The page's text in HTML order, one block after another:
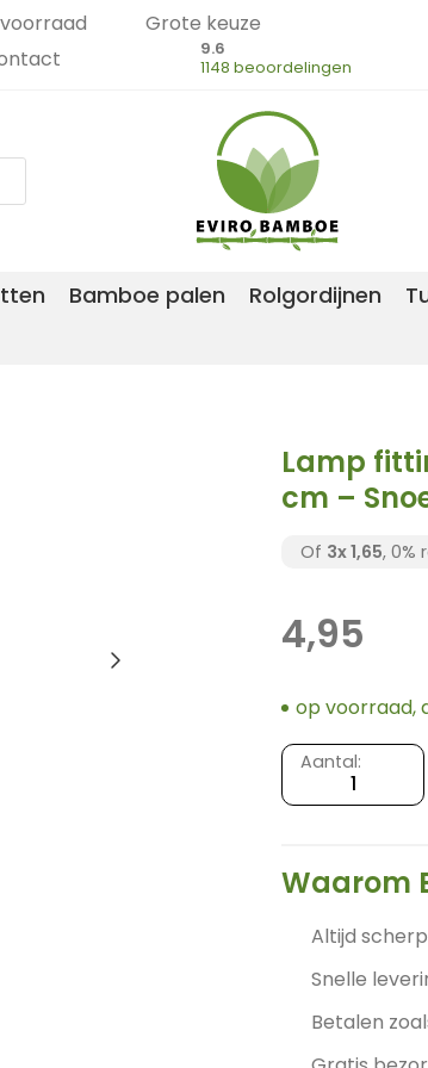
Grote keuze
9.6
1148 beoordelingen
Bamboe palen Rolgordijnen
Lamp
cm –
Of 3x1,65, 0%
4,95
op voorraad,
Aantal:
Lamp
E27
Zwart
-
Plafondkap
Waarom
Altijd
Snelle
Betalen